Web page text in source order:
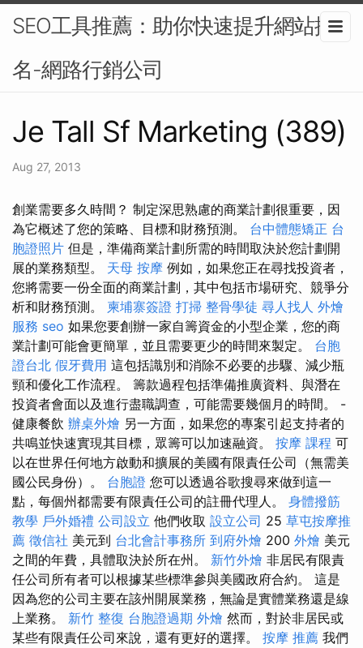
SEO工具推薦：助你快速提升網站排
名-網路行銷公司
Je Tall Sf Marketing (389)
Aug 27, 2013
創業需要多久時間？ 制定深思熟慮的商業計劃很重要，因
為它概述了您的策略、目標和財務預測。 台中體態矯正 台
胞證照片 但是，準備商業計劃所需的時間取決於您計劃開
展的業務類型。 天母 按摩 例如，如果您正在尋找投資者，
您將需要一份全面的商業計劃，其中包括市場研究、競爭分
析和財務預測。 柬埔寨簽證 打掃 整骨學徒 尋人找人 外燴
服務 seo 如果您要創辦一家自籌資金的小型企業，您的商
業計劃可能會更簡單，並且需要更少的時間來製定。 台胞
證台北 假牙費用 這包括識別和消除不必要的步驟、減少瓶
頸和優化工作流程。 籌款過程包括準備推廣資料、與潛在
投資者會面以及進行盡職調查，可能需要幾個月的時間。 -
健康餐飲 辦桌外燴 另一方面，如果您的專案引起支持者的
共鳴並快速實現其目標，眾籌可以加速融資。 按摩 課程 可
以在世界任何地方啟動和擴展的美國有限責任公司（無需美
國公民身份）。 台胞證 您可以透過谷歌搜尋來做到這一
點，每個州都需要有限責任公司的註冊代理人。 身體撥筋
教學 戶外婚禮 公司設立 他們收取 設立公司 25 草屯按摩推
薦 徵信社 美元到 台北會計事務所 到府外燴 200 外燴 美元
之間的年費，具體取決於所在州。 新竹外燴 非居民有限責
任公司所有者可以根據某些標準參與美國政府合約。 這是
因為您的公司主要在該州開展業務，無論是實體業務還是線
上業務。 新竹 整復 台胞證過期 外燴 然而，對於非居民或
某些有限責任公司來說，還有更好的選擇。 按摩 推薦 我們